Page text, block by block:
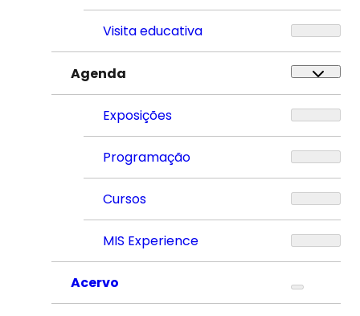
Visita educativa
Agenda
Exposições
Programação
Cursos
MIS Experience
Acervo